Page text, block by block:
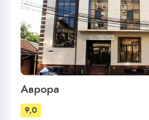
Аврора
9,0